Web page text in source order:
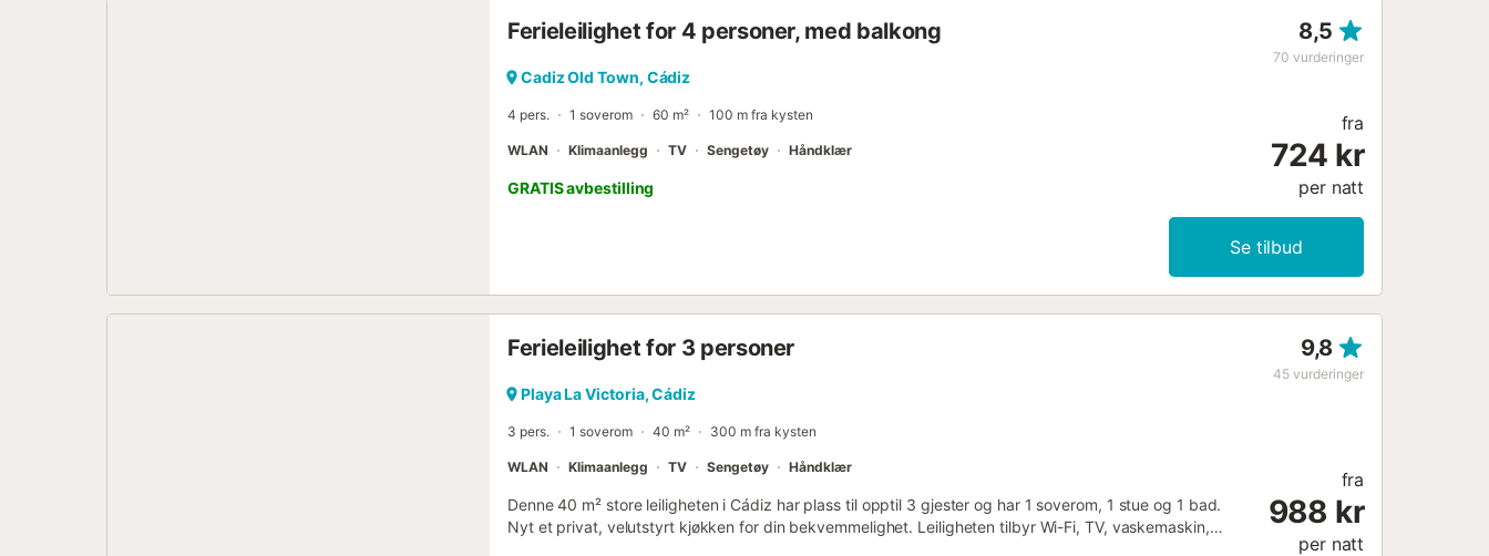
Ferieleilighet for 4 personer, med balkong 8,5
70 vurderinger
Cadiz Old Town, Cádiz
4 pers. 1 soverom 60 m² 100 m fra kysten
WLAN Klimaanlegg TV Sengetøy Håndklær
GRATIS avbestilling
fra
724 kr
per natt
Se tilbud
Ferieleilighet for 3 personer 9,8
45 vurderinger
Playa La Victoria, Cádiz
3 pers. 1 soverom 40 m² 300 m fra kysten
WLAN Klimaanlegg TV Sengetøy Håndklær
Denne 40 m² store leiligheten i Cádiz har plass til opptil 3 gjester og har 1 soverom, 1 stue og 1 bad.
Nyt et privat, velutstyrt kjøkken for din bekvemmelighet. Leiligheten tilbyr Wi-Fi, TV, vaskemaskin,
fra
988 kr
per natt